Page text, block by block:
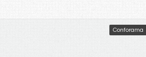
Conforama